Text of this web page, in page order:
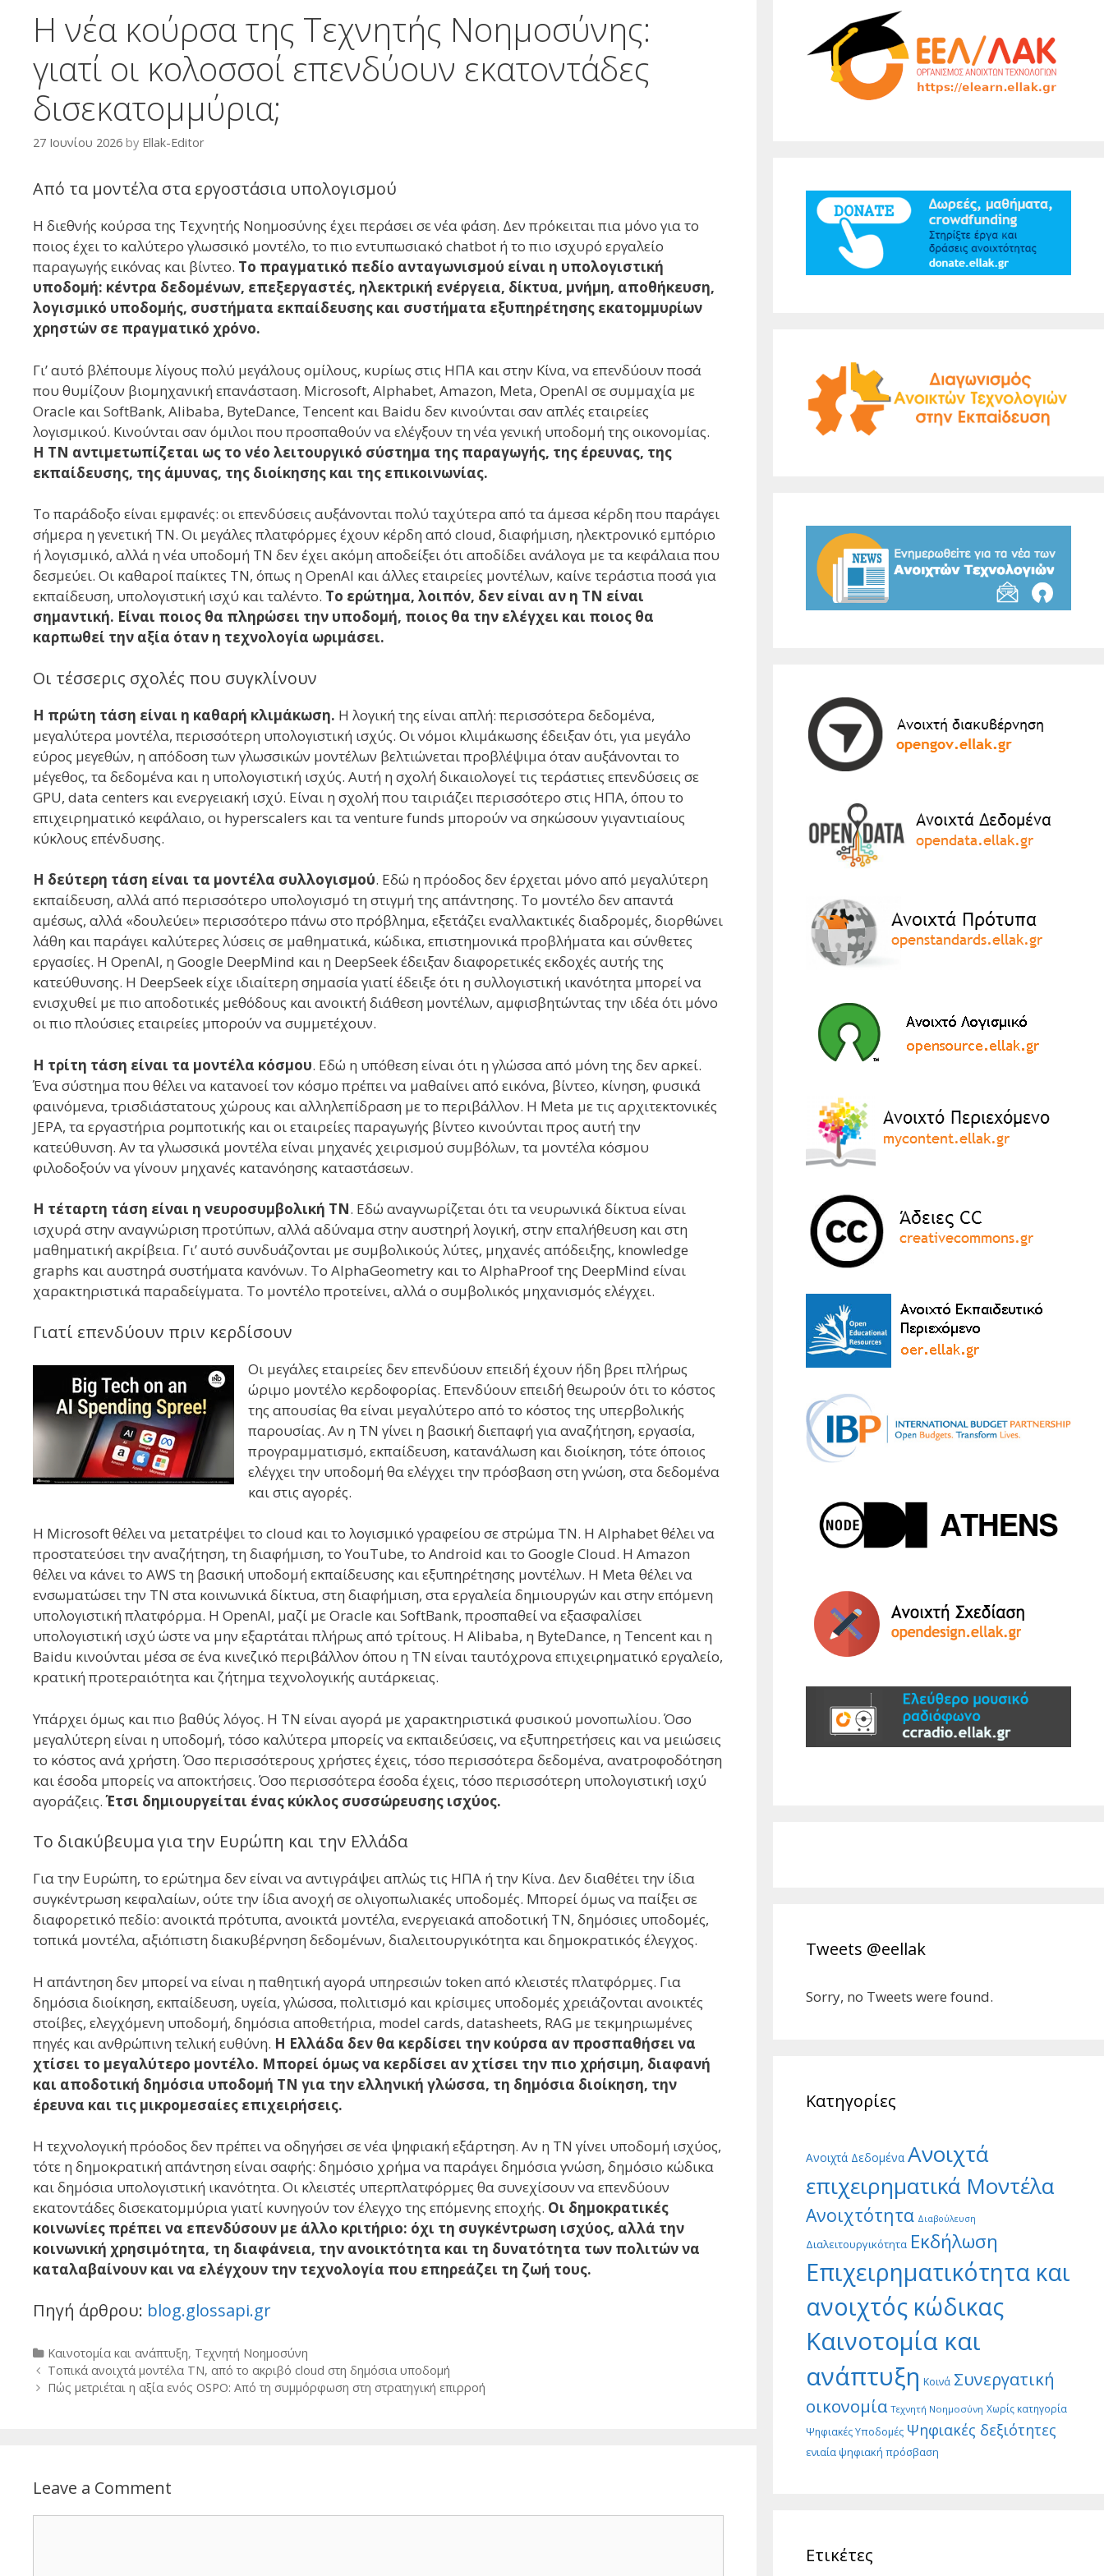
Η νέα κούρσα της Τεχνητής Νοημοσύνης:
γιατί οι κολοσσοί επενδύουν εκατοντάδες
δισεκατομμύρια;
27 Ιουνίου 2026 by Ellak-Editor
Από τα μοντέλα στα εργοστάσια υπολογισμού
Η διεθνής κούρσα της Τεχνητής Νοημοσύνης έχει περάσει σε νέα φάση. Δεν πρόκειται πια μόνο για το
ποιος έχει το καλύτερο γλωσσικό μοντέλο, το πιο εντυπωσιακό chatbot ή το πιο ισχυρό εργαλείο
παραγωγής εικόνας και βίντεο. Το πραγματικό πεδίο ανταγωνισμού είναι η υπολογιστική
υποδομή: κέντρα δεδομένων, επεξεργαστές, ηλεκτρική ενέργεια, δίκτυα, μνήμη, αποθήκευση,
λογισμικό υποδομής, συστήματα εκπαίδευσης και συστήματα εξυπηρέτησης εκατομμυρίων
χρηστών σε πραγματικό χρόνο.
Γι’ αυτό βλέπουμε λίγους πολύ μεγάλους ομίλους, κυρίως στις ΗΠΑ και στην Κίνα, να επενδύουν ποσά
που θυμίζουν βιομηχανική επανάσταση. Microsoft, Alphabet, Amazon, Meta, OpenAI σε συμμαχία με
Oracle και SoftBank, Alibaba, ByteDance, Tencent και Baidu δεν κινούνται σαν απλές εταιρείες
λογισμικού. Κινούνται σαν όμιλοι που προσπαθούν να ελέγξουν τη νέα γενική υποδομή της οικονομίας.
Η ΤΝ αντιμετωπίζεται ως το νέο λειτουργικό σύστημα της παραγωγής, της έρευνας, της
εκπαίδευσης, της άμυνας, της διοίκησης και της επικοινωνίας.
Το παράδοξο είναι εμφανές: οι επενδύσεις αυξάνονται πολύ ταχύτερα από τα άμεσα κέρδη που παράγει
σήμερα η γενετική ΤΝ. Οι μεγάλες πλατφόρμες έχουν κέρδη από cloud, διαφήμιση, ηλεκτρονικό εμπόριο
ή λογισμικό, αλλά η νέα υποδομή ΤΝ δεν έχει ακόμη αποδείξει ότι αποδίδει ανάλογα με τα κεφάλαια που
δεσμεύει. Οι καθαροί παίκτες ΤΝ, όπως η OpenAI και άλλες εταιρείες μοντέλων, καίνε τεράστια ποσά για
εκπαίδευση, υπολογιστική ισχύ και ταλέντο. Το ερώτημα, λοιπόν, δεν είναι αν η ΤΝ είναι
σημαντική. Είναι ποιος θα πληρώσει την υποδομή, ποιος θα την ελέγχει και ποιος θα
καρπωθεί την αξία όταν η τεχνολογία ωριμάσει.
Οι τέσσερις σχολές που συγκλίνουν
Η πρώτη τάση είναι η καθαρή κλιμάκωση. Η λογική της είναι απλή: περισσότερα δεδομένα,
μεγαλύτερα μοντέλα, περισσότερη υπολογιστική ισχύς. Οι νόμοι κλιμάκωσης έδειξαν ότι, για μεγάλο
εύρος μεγεθών, η απόδοση των γλωσσικών μοντέλων βελτιώνεται προβλέψιμα όταν αυξάνονται το
μέγεθος, τα δεδομένα και η υπολογιστική ισχύς. Αυτή η σχολή δικαιολογεί τις τεράστιες επενδύσεις σε
GPU, data centers και ενεργειακή ισχύ. Είναι η σχολή που ταιριάζει περισσότερο στις ΗΠΑ, όπου το
επιχειρηματικό κεφάλαιο, οι hyperscalers και τα venture funds μπορούν να σηκώσουν γιγαντιαίους
κύκλους επένδυσης.
Η δεύτερη τάση είναι τα μοντέλα συλλογισμού. Εδώ η πρόοδος δεν έρχεται μόνο από μεγαλύτερη
εκπαίδευση, αλλά από περισσότερο υπολογισμό τη στιγμή της απάντησης. Το μοντέλο δεν απαντά
αμέσως, αλλά «δουλεύει» περισσότερο πάνω στο πρόβλημα, εξετάζει εναλλακτικές διαδρομές, διορθώνει
λάθη και παράγει καλύτερες λύσεις σε μαθηματικά, κώδικα, επιστημονικά προβλήματα και σύνθετες
εργασίες. Η OpenAI, η Google DeepMind και η DeepSeek έδειξαν διαφορετικές εκδοχές αυτής της
κατεύθυνσης. Η DeepSeek είχε ιδιαίτερη σημασία γιατί έδειξε ότι η συλλογιστική ικανότητα μπορεί να
ενισχυθεί με πιο αποδοτικές μεθόδους και ανοικτή διάθεση μοντέλων, αμφισβητώντας την ιδέα ότι μόνο
οι πιο πλούσιες εταιρείες μπορούν να συμμετέχουν.
Η τρίτη τάση είναι τα μοντέλα κόσμου. Εδώ η υπόθεση είναι ότι η γλώσσα από μόνη της δεν αρκεί.
Ένα σύστημα που θέλει να κατανοεί τον κόσμο πρέπει να μαθαίνει από εικόνα, βίντεο, κίνηση, φυσικά
φαινόμενα, τρισδιάστατους χώρους και αλληλεπίδραση με το περιβάλλον. Η Meta με τις αρχιτεκτονικές
JEPA, τα εργαστήρια ρομποτικής και οι εταιρείες παραγωγής βίντεο κινούνται προς αυτή την
κατεύθυνση. Αν τα γλωσσικά μοντέλα είναι μηχανές χειρισμού συμβόλων, τα μοντέλα κόσμου
φιλοδοξούν να γίνουν μηχανές κατανόησης καταστάσεων.
Η τέταρτη τάση είναι η νευροσυμβολική ΤΝ. Εδώ αναγνωρίζεται ότι τα νευρωνικά δίκτυα είναι
ισχυρά στην αναγνώριση προτύπων, αλλά αδύναμα στην αυστηρή λογική, στην επαλήθευση και στη
μαθηματική ακρίβεια. Γι’ αυτό συνδυάζονται με συμβολικούς λύτες, μηχανές απόδειξης, knowledge
graphs και αυστηρά συστήματα κανόνων. Το AlphaGeometry και το AlphaProof της DeepMind είναι
χαρακτηριστικά παραδείγματα. Το μοντέλο προτείνει, αλλά ο συμβολικός μηχανισμός ελέγχει.
Γιατί επενδύουν πριν κερδίσουν
Οι μεγάλες εταιρείες δεν επενδύουν επειδή έχουν ήδη βρει πλήρως
ώριμο μοντέλο κερδοφορίας. Επενδύουν επειδή θεωρούν ότι το κόστος
της απουσίας θα είναι μεγαλύτερο από το κόστος της υπερβολικής
παρουσίας. Αν η ΤΝ γίνει η βασική διεπαφή για αναζήτηση, εργασία,
προγραμματισμό, εκπαίδευση, κατανάλωση και διοίκηση, τότε όποιος
ελέγχει την υποδομή θα ελέγχει την πρόσβαση στη γνώση, στα δεδομένα
και στις αγορές.
Η Microsoft θέλει να μετατρέψει το cloud και το λογισμικό γραφείου σε στρώμα ΤΝ. Η Alphabet θέλει να
προστατεύσει την αναζήτηση, τη διαφήμιση, το YouTube, το Android και το Google Cloud. Η Amazon
θέλει να κάνει το AWS τη βασική υποδομή εκπαίδευσης και εξυπηρέτησης μοντέλων. Η Meta θέλει να
ενσωματώσει την ΤΝ στα κοινωνικά δίκτυα, στη διαφήμιση, στα εργαλεία δημιουργών και στην επόμενη
υπολογιστική πλατφόρμα. Η OpenAI, μαζί με Oracle και SoftBank, προσπαθεί να εξασφαλίσει
υπολογιστική ισχύ ώστε να μην εξαρτάται πλήρως από τρίτους. Η Alibaba, η ByteDance, η Tencent και η
Baidu κινούνται μέσα σε ένα κινεζικό περιβάλλον όπου η ΤΝ είναι ταυτόχρονα επιχειρηματικό εργαλείο,
κρατική προτεραιότητα και ζήτημα τεχνολογικής αυτάρκειας.
Υπάρχει όμως και πιο βαθύς λόγος. Η ΤΝ είναι αγορά με χαρακτηριστικά φυσικού μονοπωλίου. Όσο
μεγαλύτερη είναι η υποδομή, τόσο καλύτερα μπορείς να εκπαιδεύσεις, να εξυπηρετήσεις και να μειώσεις
το κόστος ανά χρήστη. Όσο περισσότερους χρήστες έχεις, τόσο περισσότερα δεδομένα, ανατροφοδότηση
και έσοδα μπορείς να αποκτήσεις. Όσο περισσότερα έσοδα έχεις, τόσο περισσότερη υπολογιστική ισχύ
αγοράζεις.Έτσι δημιουργείται ένας κύκλος συσσώρευσης ισχύος.
Το διακύβευμα για την Ευρώπη και την Ελλάδα
Για την Ευρώπη, το ερώτημα δεν είναι να αντιγράψει απλώς τις ΗΠΑ ή την Κίνα. Δεν διαθέτει την ίδια
συγκέντρωση κεφαλαίων, ούτε την ίδια ανοχή σε ολιγοπωλιακές υποδομές. Μπορεί όμως να παίξει σε
διαφορετικό πεδίο: ανοικτά πρότυπα, ανοικτά μοντέλα, ενεργειακά αποδοτική ΤΝ, δημόσιες υποδομές,
τοπικά μοντέλα, αξιόπιστη διακυβέρνηση δεδομένων, διαλειτουργικότητα και δημοκρατικός έλεγχος.
Η απάντηση δεν μπορεί να είναι η παθητική αγορά υπηρεσιών token από κλειστές πλατφόρμες. Για
δημόσια διοίκηση, εκπαίδευση, υγεία, γλώσσα, πολιτισμό και κρίσιμες υποδομές χρειάζονται ανοικτές
στοίβες, ελεγχόμενη υποδομή, δημόσια αποθετήρια, model cards, datasheets, RAG με τεκμηριωμένες
πηγές και ανθρώπινη τελική ευθύνη. Η Ελλάδα δεν θα κερδίσει την κούρσα αν προσπαθήσει να
χτίσει το μεγαλύτερο μοντέλο. Μπορεί όμως να κερδίσει αν χτίσει την πιο χρήσιμη, διαφανή
και αποδοτική δημόσια υποδομή ΤΝ για την ελληνική γλώσσα, τη δημόσια διοίκηση, την
έρευνα και τις μικρομεσαίες επιχειρήσεις.
Η τεχνολογική πρόοδος δεν πρέπει να οδηγήσει σε νέα ψηφιακή εξάρτηση. Αν η ΤΝ γίνει υποδομή ισχύος,
τότε η δημοκρατική απάντηση είναι σαφής: δημόσιο χρήμα να παράγει δημόσια γνώση, δημόσιο κώδικα
και δημόσια υπολογιστική ικανότητα. Οι κλειστές υπερπλατφόρμες θα συνεχίσουν να επενδύουν
εκατοντάδες δισεκατομμύρια γιατί κυνηγούν τον έλεγχο της επόμενης εποχής. Οι δημοκρατικές
κοινωνίες πρέπει να επενδύσουν με άλλο κριτήριο: όχι τη συγκέντρωση ισχύος, αλλά την
κοινωνική χρησιμότητα, τη διαφάνεια, την ανοικτότητα και τη δυνατότητα των πολιτών να
καταλαβαίνουν και να ελέγχουν την τεχνολογία που επηρεάζει τη ζωή τους.
Πηγή άρθρου: blog.glossapi.gr
Categories
Καινοτομία και ανάπτυξη, Τεχνητή Νοημοσύνη
Post
navigation
Τοπικά ανοιχτά μοντέλα ΤΝ, από το ακριβό cloud στη δημόσια υποδομή
Πώς μετριέται η αξία ενός OSPO: Από τη συμμόρφωση στη στρατηγική επιρροή
Leave a Comment
Tweets @eellak
Sorry, no Tweets were found.
Κατηγορίες
Ανοιχτά Δεδομένα Ανοιχτά
επιχειρηματικά Μοντέλα
Ανοιχτότητα Διαβούλευση
Διαλειτουργικότητα Εκδήλωση
Επιχειρηματικότητα και
ανοιχτός κώδικας
Καινοτομία και
ανάπτυξη Κοινά Συνεργατική
οικονομία Τεχνητή Νοημοσύνη Χωρίς κατηγορία
Ψηφιακές Υποδομές Ψηφιακές δεξιότητες
ενιαία ψηφιακή πρόσβαση
Ετικέτες